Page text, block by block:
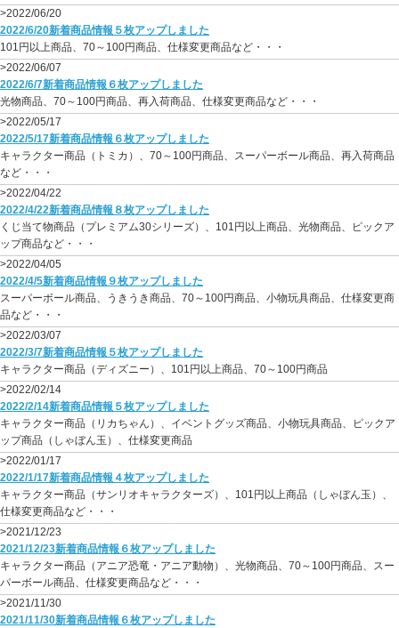
>2022/06/20
2022/6/20新着商品情報５枚アップしました
101円以上商品、70～100円商品、仕様変更商品など・・・
>2022/06/07
2022/6/7新着商品情報６枚アップしました
光物商品、70～100円商品、再入荷商品、仕様変更商品など・・・
>2022/05/17
2022/5/17新着商品情報６枚アップしました
キャラクター商品（トミカ）、70～100円商品、スーパーボール商品、再入荷商品
など・・・
>2022/04/22
2022/4/22新着商品情報８枚アップしました
くじ当て物商品（プレミアム30シリーズ）、101円以上商品、光物商品、ピックア
ップ商品など・・・
>2022/04/05
2022/4/5新着商品情報９枚アップしました
スーパーボール商品、うきうき商品、70～100円商品、小物玩具商品、仕様変更商
品など・・・
>2022/03/07
2022/3/7新着商品情報５枚アップしました
キャラクター商品（ディズニー）、101円以上商品、70～100円商品
>2022/02/14
2022/2/14新着商品情報５枚アップしました
キャラクター商品（リカちゃん）、イベントグッズ商品、小物玩具商品、ピックア
ップ商品（しゃぼん玉）、仕様変更商品
>2022/01/17
2022/1/17新着商品情報４枚アップしました
キャラクター商品（サンリオキャラクターズ）、101円以上商品（しゃぼん玉）、
仕様変更商品など・・・
>2021/12/23
2021/12/23新着商品情報６枚アップしました
キャラクター商品（アニア恐竜・アニア動物）、光物商品、70～100円商品、スー
パーボール商品、仕様変更商品など・・・
>2021/11/30
2021/11/30新着商品情報６枚アップしました